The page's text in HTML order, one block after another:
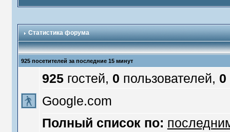
Статистика форума
925 посетителей за последние 15 минут
925гостей, 0 пользователей, 0
Google.com
Полный список по: